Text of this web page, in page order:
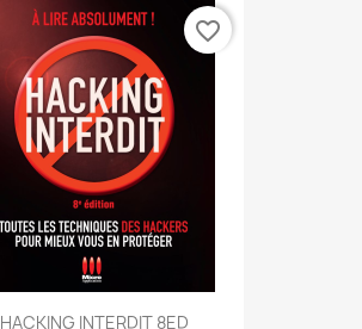
HACKING INTERDIT 8ED
favorite_border